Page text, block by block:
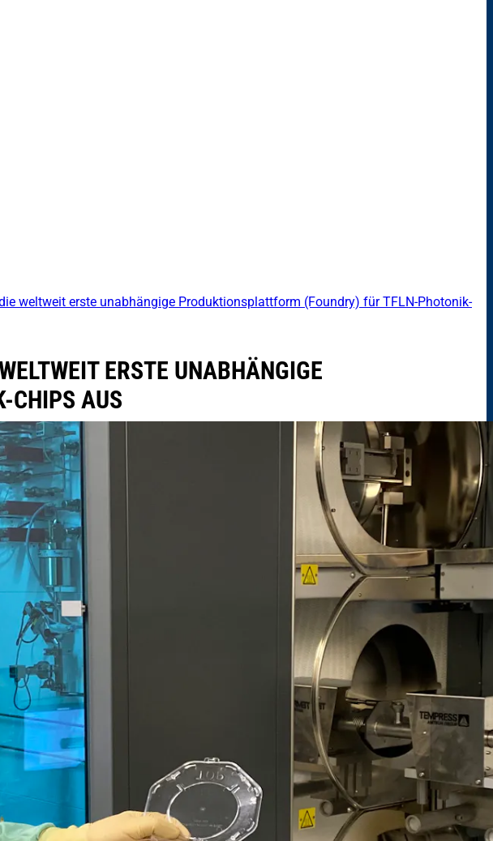
weltweit erste unabhängige Produktionsplattform (Foundry) für TFLN-Photonik-
ERSTE UNABHÄNGIGE
CHIPS AUS